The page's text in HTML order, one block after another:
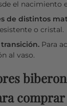
el nacimiento
de distintos
o cristal.
transición.Para
al vaso.